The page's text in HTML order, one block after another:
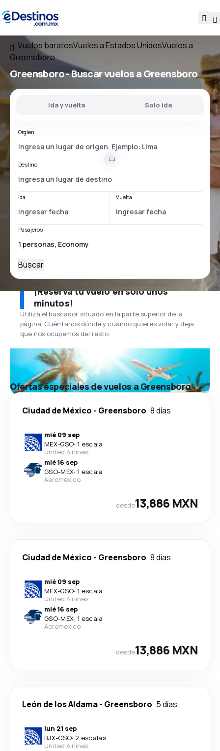
Vuelos baratosVuelos a Estados UnidosVuelos a
Greensboro
Greensboro - Buscar vuelos a Greensboro
Ida y vuelta Solo ida
Orgien
Destino
Ida Vuelta
Pasajeros
Buscar
¡Reserva tu vuelo en solo unos
minutos!
Utiliza el buscador situado en la parte superior de la
página. Cuéntanos dónde y cuándo quieres volar y deja
que nos ocupemos del resto.
Ofertas especiales de vuelos a Greensboro
Ciudad de México - Greensboro 8 días
mié 09 sep
MEX-GSO· 1 escala
United Airlines
mié 16 sep
GSO-MEX· 1 escala
Aeromexico
desde13,886 MXN
Ciudad de México - Greensboro 8 días
mié 09 sep
MEX-GSO· 1 escala
United Airlines
mié 16 sep
GSO-MEX· 1 escala
Aeromexico
desde13,886 MXN
León de los Aldama- Greensboro 5 días
lun 21 sep
BJX-GSO· 2 escalas
United Airlines